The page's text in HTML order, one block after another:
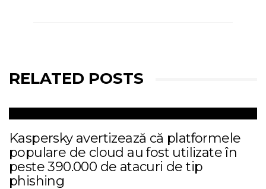
RELATED POSTS
Kaspersky avertizează că platformele
populare de cloud au fost utilizate în
peste 390.000 de atacuri de tip
phishing